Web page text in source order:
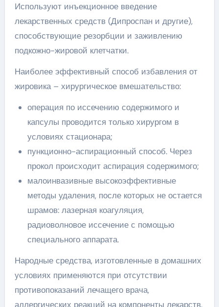
Используют инъекционное введение
лекарственных средств (Дипроспан и другие),
способствующие резорбции и заживлению
подкожно-жировой клетчатки.
Наиболее эффективный способ избавления от
жировика – хирургическое вмешательство:
операция по иссечению содержимого и
капсулы проводится только хирургом в
условиях стационара;
пункционно-аспирационный способ. Через
прокол происходит аспирация содержимого;
малоинвазивные высокоэффективные
методы удаления, после которых не остается
шрамов: лазерная коагуляция,
радиоволновое иссечение с помощью
специального аппарата.
Народные средства, изготовленные в домашних
условиях применяются при отсутствии
противопоказаний лечащего врача,
аллергических реакций на компоненты лекарств.